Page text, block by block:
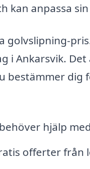
kan anpassa
golvslipning-
i Ankarsvik.
bestämmer dig
hjälp
offerter från